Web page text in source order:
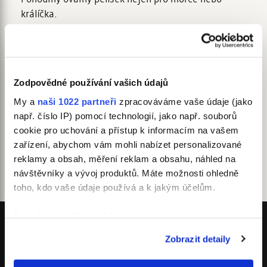
Zodpovědné používání vašich údajů
My a naši 1022 partneři zpracováváme vaše údaje (jako
např. číslo IP) pomocí technologií, jako např. souborů
cookie pro uchování a přístup k informacím na vašem
zařízení, abychom vám mohli nabízet personalizované
reklamy a obsah, měření reklam a obsahu, náhled na
návštěvníky a vývoj produktů. Máte možnosti ohledně
toho, kdo vaše údaje používá a k jakým účelům.
poloze, které mohou být přesné na několik metrů
Identifikovali vaše zařízení pomocí aktivního
Zobrazit detaily
králíčka.
vhodný i pro malého králíka a další drobné savce.
Pelíšek
je vyroben v kombinaci několika materiálů -
hebkého a hřejivého flanelflísu a polyesterové tkaniny.
Součástí pelíšku je
oboustranný polštářek
, který je možné
lehce vyjmout a použít jako samostatnou podložku.
Polštářek a boky pelíšku jsou
vyplněné rounem.
Dno pelíšku je z voděodolného materiálu
Pelíškypro vaše miláčkyšijeme v České republice